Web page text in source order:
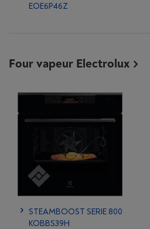
EOE6P46Z
Four vapeur Electrolux
STEAMBOOST SERIE 800
KOBBS39H